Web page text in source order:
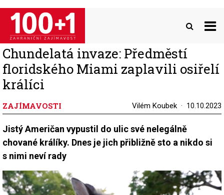
Přejít
hlavnímu
obsahu
Chundelatá invaze: Předměstí
floridského Miami zaplavili osiřelí
králíci
ZAJÍMAVOSTI Vilém Koubek 10.10.2023
Jistý Američan vypustil do ulic své nelegálně
chované králíky. Dnes je jich přibližně sto a nikdo si
s nimi neví rady